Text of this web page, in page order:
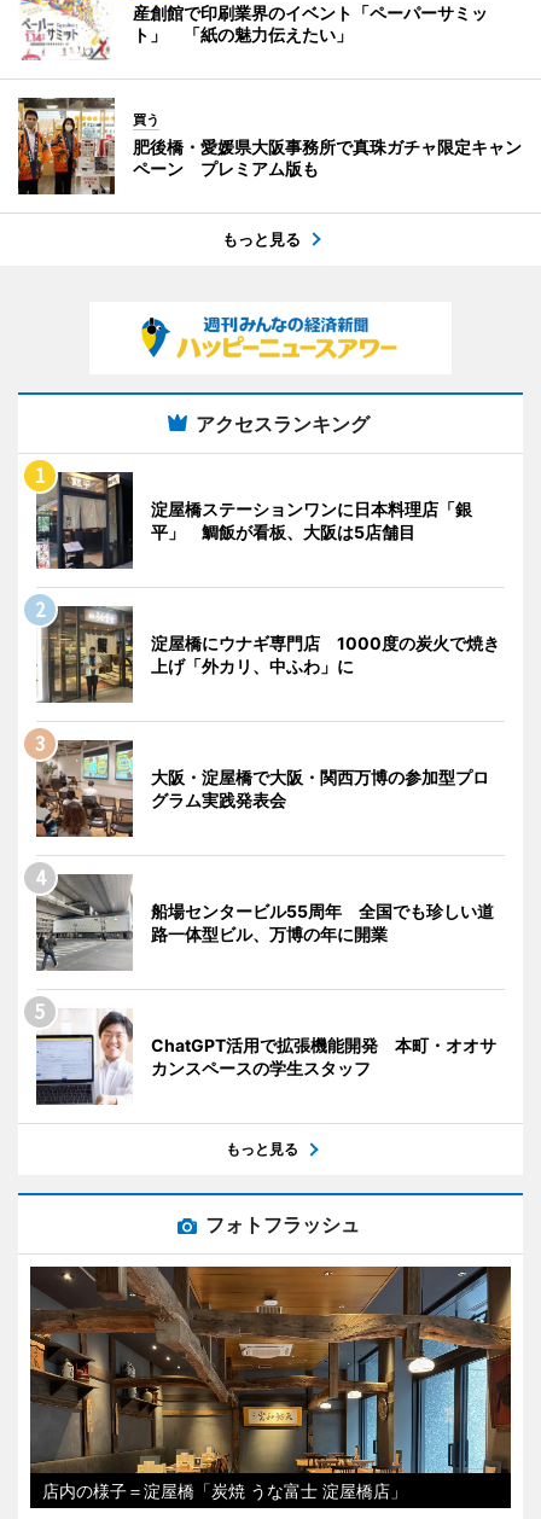
産創館で印刷業界のイベント「ペーパーサミッ
ト」 「紙の魅力伝えたい」
買う
肥後橋・愛媛県大阪事務所で真珠ガチャ限定キャン
ペーン プレミアム版も
もっと見る
アクセスランキング
淀屋橋ステーションワンに日本料理店「銀
平」 鯛飯が看板、大阪は5店舗目
淀屋橋にウナギ専門店 1000度の炭火で焼き
上げ「外カリ、中ふわ」に
大阪・淀屋橋で大阪・関西万博の参加型プロ
グラム実践発表会
船場センタービル55周年 全国でも珍しい道
路一体型ビル、万博の年に開業
ChatGPT活用で拡張機能開発 本町・オオサ
カンスペースの学生スタッフ
もっと見る
フォトフラッシュ
店内の様子＝淀屋橋「炭焼 うな富士 淀屋橋店」